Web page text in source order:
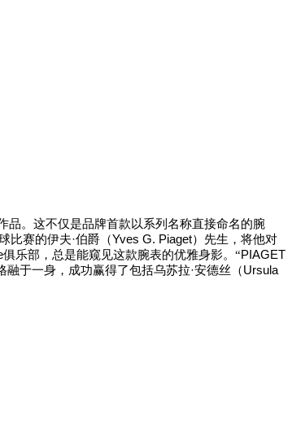
品。这不仅是品牌首款以系列名称直接命名的腕
比赛的伊夫·伯爵（Yves G. Piaget）先生，将他对
俱乐部，总是能窥见这款腕表的优雅身影。 “PIAGET
融于一身，成功赢得了包括乌苏拉·安德丝（Ursula